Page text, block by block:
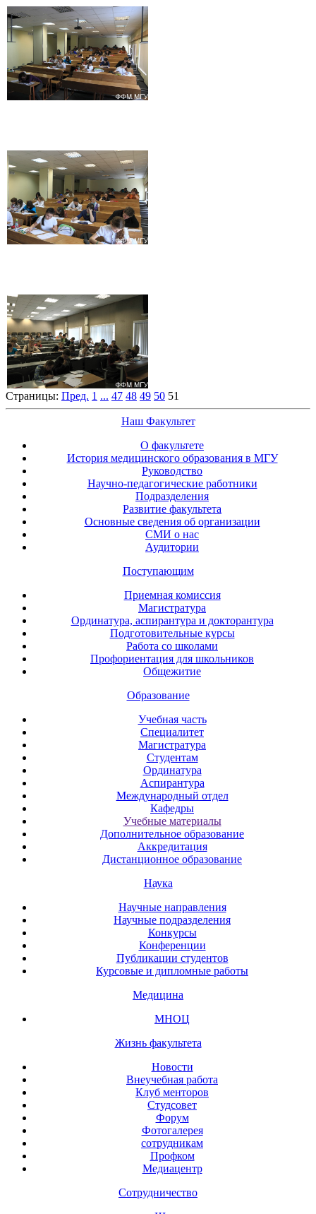
Страницы: Пред. 1 ... 47 48 49 50 51
Наш Факультет
О факультете
История медицинского образования в МГУ
Руководство
Научно-педагогические работники
Подразделения
Развитие факультета
Основные сведения об организации
СМИ о нас
Аудитории
Поступающим
Приемная комиссия
Магистратура
Ординатура, аспирантура и докторантура
Подготовительные курсы
Работа со школами
Профориентация для школьников
Общежитие
Образование
Учебная часть
Специалитет
Магистратура
Студентам
Ординатура
Аспирантура
Международный отдел
Кафедры
Учебные материалы
Дополнительное образование
Аккредитация
Дистанционное образование
Наука
Научные направления
Научные подразделения
Конкурсы
Конференции
Публикации студентов
Курсовые и дипломные работы
Медицина
МНОЦ
Жизнь факультета
Новости
Внеучебная работа
Клуб менторов
Студсовет
Форум
Фотогалерея
сотрудникам
Профком
Медиацентр
Сотрудничество